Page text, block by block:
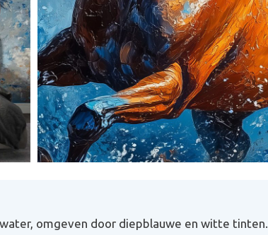
omgeven door diepblauwe en witte tinten.